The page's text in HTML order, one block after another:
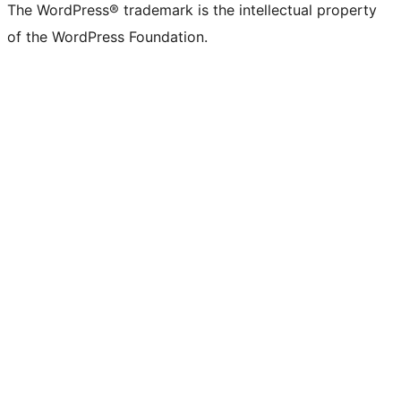
The WordPress® trademark is the intellectual property
of the WordPress Foundation.